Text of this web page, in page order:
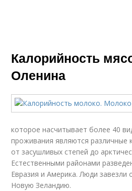
Калорийность
Оленина
которое насчитывает более 40
проживания являются различные
от засушливых степей до
Естественными районами
Евразия и Америка. Люди завезли
Новую Зеландию.